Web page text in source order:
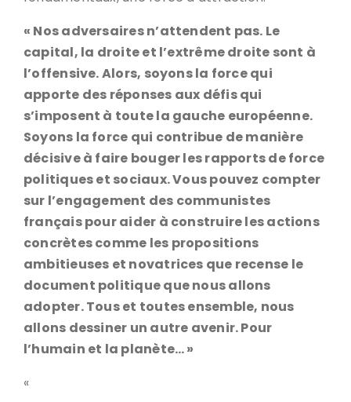
« Nos adversaires n’attendent pas. Le
capital, la droite et l’extrême droite sont à
l’offensive. Alors, soyons la force qui
apporte des réponses aux défis qui
s’imposent à toute la gauche européenne.
Soyons la force qui contribue de manière
décisive à faire bouger les rapports de force
politiques et sociaux. Vous pouvez compter
sur l’engagement des communistes
français pour aider à construire les actions
concrètes comme les propositions
ambitieuses et novatrices que recense le
document politique que nous allons
adopter. Tous et toutes ensemble, nous
allons dessiner un autre avenir. Pour
l’humain et la planète… »
«